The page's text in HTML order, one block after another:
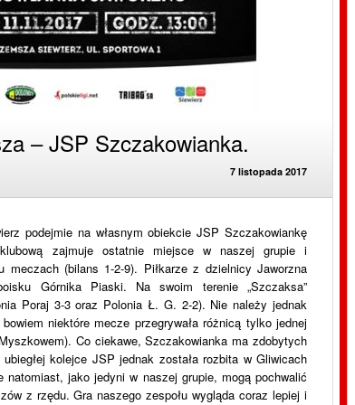
– JSP Szczakowianka.
7 listopada 2017
podejmie na własnym obiekcie JSP Szczakowiankę
zajmuje ostatnie miejsce w naszej grupie i
meczach (bilans 1-2-9). Piłkarze z dzielnicy Jaworzna
Górnika Piaski. Na swoim terenie „Szczaksa”
Poraj 3-3 oraz Polonia Ł. G. 2-2). Nie należy jednak
niektóre mecze przegrywała różnicą tylko jednej
Co ciekawe, Szczakowianka ma zdobytych
kolejce JSP jednak została rozbita w Gliwicach
jako jedyni w naszej grupie, mogą pochwalić
z rzędu. Gra naszego zespołu wygląda coraz lepiej i